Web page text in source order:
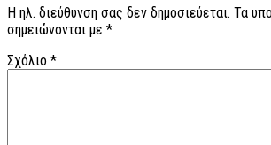
Η ηλ. διεύθυνση σας δεν δημοσιεύεται. Τα
σημειώνονται με *
Σχόλιο *